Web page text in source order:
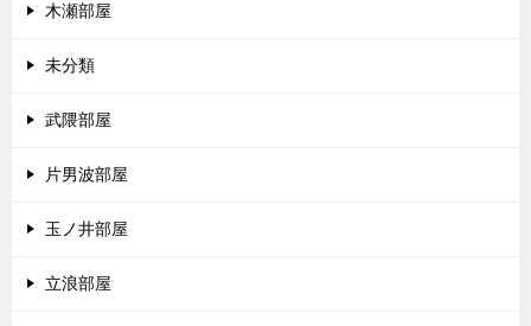
木瀬部屋
未分類
武隈部屋
片男波部屋
玉ノ井部屋
立浪部屋